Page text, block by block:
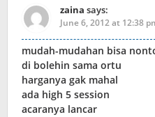
zaina says:
June 6, 2012 at 12:38
mudah-mudahan bisa
di bolehin sama ortu
harganya gak mahal
ada high 5 session
acaranya lancar